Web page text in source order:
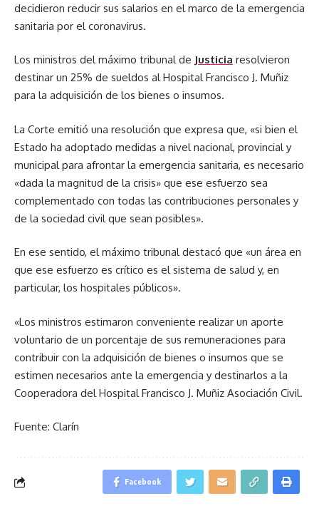
decidieron reducir sus salarios en el marco de la emergencia
sanitaria por el coronavirus.
Los ministros del máximo tribunal de Justicia resolvieron
destinar un 25% de sueldos al Hospital Francisco J. Muñiz
para la adquisición de los bienes o insumos.
La Corte emitió una resolución que expresa que, «si bien el
Estado ha adoptado medidas a nivel nacional, provincial y
municipal para afrontar la emergencia sanitaria, es necesario
«dada la magnitud de la crisis» que ese esfuerzo sea
complementado con todas las contribuciones personales y
de la sociedad civil que sean posibles».
En ese sentido, el máximo tribunal destacó que «un área en
que ese esfuerzo es crítico es el sistema de salud y, en
particular, los hospitales públicos».
«Los ministros estimaron conveniente realizar un aporte
voluntario de un porcentaje de sus remuneraciones para
contribuir con la adquisición de bienes o insumos que se
estimen necesarios ante la emergencia y destinarlos a la
Cooperadora del Hospital Francisco J. Muñiz Asociación Civil.
Fuente: Clarín
Facebook